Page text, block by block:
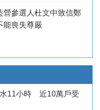
參選人杜文中致信鄭
能喪失尊嚴
11小時 近10萬戶受